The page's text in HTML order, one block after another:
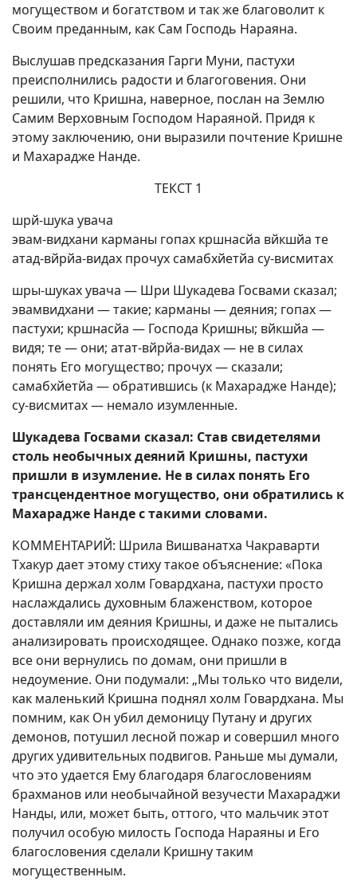
могуществом и богатством и так же благоволит к
Своим преданным, как Сам Господь Нараяна.
Выслушав предсказания Гарги Муни, пастухи
преисполнились радости и благоговения. Они
решили, что Кришна, наверное, послан на Землю
Самим Верховным Господом Нараяной. Придя к
этому заключению, они выразили почтение Кришне
и Махарадже Нанде.
ТЕКСТ 1
шрй-шука увача
эвам-видхани карманы гопах кршнасйа вйкшйа те
атад-вйрйа-видах прочух самабхйетйа су-висмитах
шры-шуках увача — Шри Шукадева Госвами сказал;
эвамвидхани — такие; карманы — деяния; гопах —
пастухи; кршнасйа — Господа Кришны; вйкшйа —
видя; те — они; атат-вйрйа-видах — не в силах
понять Его могущество; прочух — сказали;
самабхйетйа — обратившись (к Махарадже Нанде);
су-висмитах — немало изумленные.
Шукадева Госвами сказал: Став свидетелями
столь необычных деяний Кришны, пастухи
пришли в изумление. Не в силах понять Его
трансцендентное могущество, они обратились к
Махарадже Нанде с такими словами.
КОММЕНТАРИЙ: Шрила Вишванатха Чакраварти
Тхакур дает этому стиху такое объяснение: «Пока
Кришна держал холм Говардхана, пастухи просто
наслаждались духовным блаженством, которое
доставляли им деяния Кришны, и даже не пытались
анализировать происходящее. Однако позже, когда
все они вернулись по домам, они пришли в
недоумение. Они подумали: „Мы только что видели,
как маленький Кришна поднял холм Говардхана. Мы
помним, как Он убил демоницу Путану и других
демонов, потушил лесной пожар и совершил много
других удивительных подвигов. Раньше мы думали,
что это удается Ему благодаря благословениям
брахманов или необычайной везучести Махараджи
Нанды, или, может быть, оттого, что мальчик этот
получил особую милость Господа Нараяны и Его
благословения сделали Кришну таким
могущественным.